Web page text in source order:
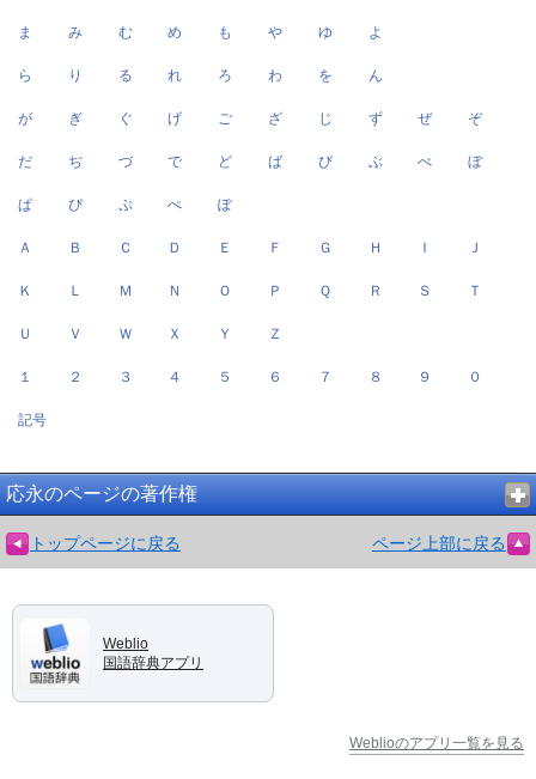
ま み む め も や ゆ よ
ら り る れ ろ わ を ん
が ぎ ぐ げ ご ざ じ ず ぜ ぞ
だ ぢ づ で ど ば び ぶ べ ぼ
ぱ ぴ ぷ ぺ ぽ
Ａ Ｂ Ｃ Ｄ Ｅ Ｆ Ｇ Ｈ Ｉ Ｊ
Ｋ Ｌ Ｍ Ｎ Ｏ Ｐ Ｑ Ｒ Ｓ Ｔ
Ｕ Ｖ Ｗ Ｘ Ｙ Ｚ
１ ２ ３ ４ ５ ６ ７ ８ ９ ０
記号
応永のページの著作権
トップページに戻る ページ上部に戻る
Weblio
国語辞典アプリ
Weblioのアプリ一覧を見る